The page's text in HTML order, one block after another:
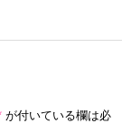
が付いている欄は必